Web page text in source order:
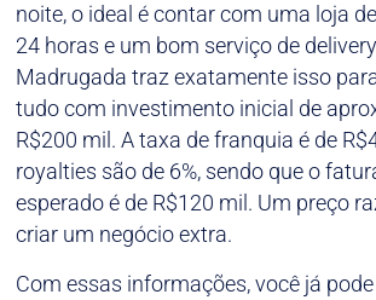
noite, o ideal é contar com uma loja
24 horas e um bom serviço de
Madrugada traz exatamente isso
tudo com investimento inicial de
R$200 mil. A taxa de franquia é de
royalties são de 6%, sendo que o
esperado é de R$120 mil. Um preço
criar um negócio extra.
Com essas informações, você já pode